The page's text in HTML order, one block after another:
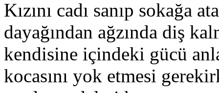
Kızını cadı sanıp sokağa
dayağından ağzında diş
kendisine içindeki gücü
kocasını yok etmesi